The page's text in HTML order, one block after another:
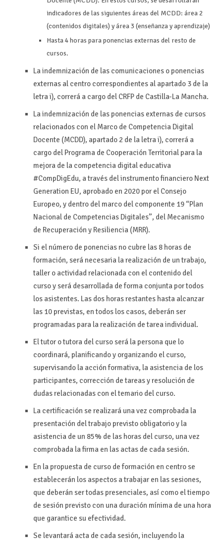
indicadores de las siguientes áreas del MCDD: área 2
(contenidos digitales) y área 3 (enseñanza y aprendizaje)
Hasta 4 horas para ponencias externas del resto de
cursos.
La indemnización de las comunicaciones o ponencias
externas al centro correspondientes al apartado 3 de la
letra i), correrá a cargo del CRFP de Castilla-La Mancha.
La indemnización de las ponencias externas de cursos
relacionados con el Marco de Competencia Digital
Docente (MCDD), apartado 2 de la letra i), correrá a
cargo del Programa de Cooperación Territorial para la
mejora de la competencia digital educativa
#CompDigEdu, a través del instrumento financiero Next
Generation EU, aprobado en 2020 por el Consejo
Europeo, y dentro del marco del componente 19 “Plan
Nacional de Competencias Digitales”, del Mecanismo
de Recuperación y Resiliencia (MRR).
Si el número de ponencias no cubre las 8 horas de
formación, será necesaria la realización de un trabajo,
taller o actividad relacionada con el contenido del
curso y será desarrollada de forma conjunta por todos
los asistentes. Las dos horas restantes hasta alcanzar
las 10 previstas, en todos los casos, deberán ser
programadas para la realización de tarea individual.
El tutor o tutora del curso será la persona que lo
coordinará, planificando y organizando el curso,
supervisando la acción formativa, la asistencia de los
participantes, corrección de tareas y resolución de
dudas relacionadas con el temario del curso.
La certificación se realizará una vez comprobada la
presentación del trabajo previsto obligatorio y la
asistencia de un 85% de las horas del curso, una vez
comprobada la firma en las actas de cada sesión.
En la propuesta de curso de formación en centro se
establecerán los aspectos a trabajar en las sesiones,
que deberán ser todas presenciales, así como el tiempo
de sesión previsto con una duración mínima de una hora
que garantice su efectividad.
Se levantará acta de cada sesión, incluyendo la